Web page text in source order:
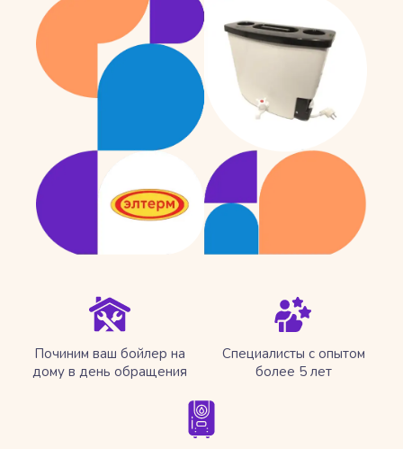
Починим ваш бойлер на
дому в день обращения
Специалисты с опытом
более 5 лет